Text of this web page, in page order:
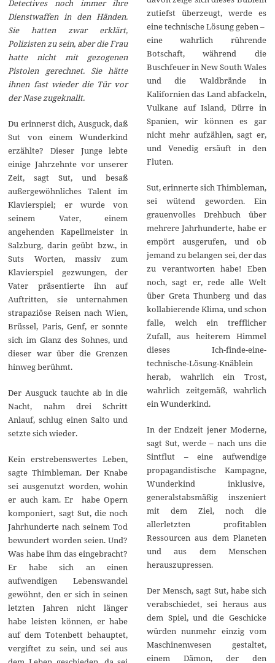
Detectives noch immer ihre
Dienstwaffen in den Händen.
Sie hatten zwar erklärt,
Polizisten zu sein, aber die Frau
hatte nicht mit gezogenen
Pistolen gerechnet. Sie hätte
ihnen fast wieder die Tür vor
der Nase zugeknallt.
Du erinnerst dich, Ausguck, daß
Sut von einem Wunderkind
erzählte? Dieser Junge lebte
einige Jahrzehnte vor unserer
Zeit, sagt Sut, und besaß
außergewöhnliches Talent im
Klavierspiel; er wurde von
seinem Vater, einem
angehenden Kapellmeister in
Salzburg, darin geübt bzw., in
Suts Worten, massiv zum
Klavierspiel gezwungen, der
Vater präsentierte ihn auf
Auftritten, sie unternahmen
strapaziöse Reisen nach Wien,
Brüssel, Paris, Genf, er sonnte
sich im Glanz des Sohnes, und
dieser war über die Grenzen
hinweg berühmt.
Der Ausguck tauchte ab in die
Nacht, nahm drei Schritt
Anlauf, schlug einen Salto und
setzte sich wieder.
Kein erstrebenswertes Leben,
sagte Thimbleman. Der Knabe
sei ausgenutzt worden, wohin
er auch kam. Er habe Opern
komponiert, sagt Sut, die noch
Jahrhunderte nach seinem Tod
bewundert worden seien. Und?
Was habe ihm das eingebracht?
Er habe sich an einen
aufwendigen Lebenswandel
gewöhnt, den er sich in seinen
letzten Jahren nicht länger
habe leisten können, er habe
auf dem Totenbett behauptet,
vergiftet zu sein, und sei aus
zutiefst überzeugt, werde es
eine technische Lösung geben –
eine wahrlich rührende
Botschaft, während die
Buschfeuer in New South Wales
und die Waldbrände in
Kalifornien das Land abfackeln,
Vulkane auf Island, Dürre in
Spanien, wir können es gar
nicht mehr aufzählen, sagt er,
und Venedig ersäuft in den
Fluten.
Sut, erinnerte sich Thimbleman,
sei wütend geworden. Ein
grauenvolles Drehbuch über
mehrere Jahrhunderte, habe er
empört ausgerufen, und ob
jemand zu belangen sei, der das
zu verantworten habe! Eben
noch, sagt er, rede alle Welt
über Greta Thunberg und das
kollabierende Klima, und schon
falle, welch ein trefflicher
Zufall, aus heiterem Himmel
dieses Ich-finde-eine-
technische-Lösung-Knäblein
herab, wahrlich ein Trost,
wahrlich zeitgemäß, wahrlich
ein Wunderkind.
In der Endzeit jener Moderne,
sagt Sut, werde – nach uns die
Sintflut – eine aufwendige
propagandistische Kampagne,
Wunderkind inklusive,
generalstabsmäßig inszeniert
mit dem Ziel, noch die
allerletzten profitablen
Ressourcen aus dem Planeten
und aus dem Menschen
herauszupressen.
Der Mensch, sagt Sut, habe sich
verabschiedet, sei heraus aus
dem Spiel, und die Geschicke
würden nunmehr einzig vom
Maschinenwesen gestaltet,
einem Dämon, der den